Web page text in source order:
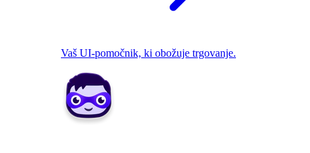
Vaš UI-pomočnik, ki obožuje trgovanje.